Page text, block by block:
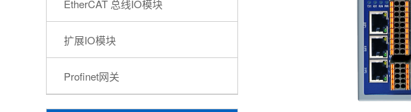
EtherCAT 总线IO模块
扩展IO模块
Profinet网关